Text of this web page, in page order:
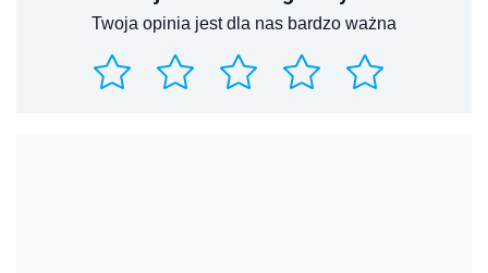
Twoja opinia jest dla nas bardzo ważna